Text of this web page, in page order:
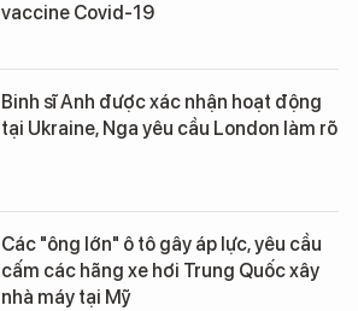
vaccine Covid-19
Binh sĩ Anh được xác nhận hoạt động
tại Ukraine, Nga yêu cầu London làm rõ
Các "ông lớn" ô tô gây áp lực, yêu cầu
cấm các hãng xe hơi Trung Quốc xây
nhà máy tại Mỹ